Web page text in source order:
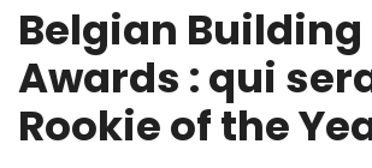
Belgian Building
Awards : qui
Rookie of the